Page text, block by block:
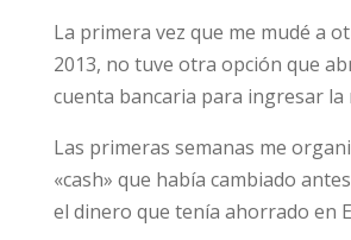
La primera vez que me mudé a
2013, no tuve otra opción que
cuenta bancaria para ingresar la
Las primeras semanas me
«cash» que había cambiado
el dinero que tenía ahorrado en